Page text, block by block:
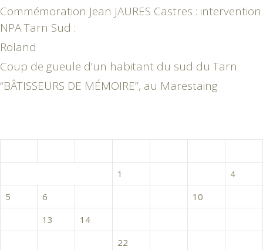
Commémoration Jean JAURES Castres : intervention
NPA Tarn Sud :
Roland
Coup de gueule d’un habitant du sud du Tarn
“BÂTISSEURS DE MÉMOIRE”, au Marestaing
1
4
5
6 10
13 14
22